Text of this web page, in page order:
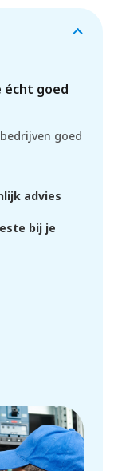
écht goed
goed
advies
bij je